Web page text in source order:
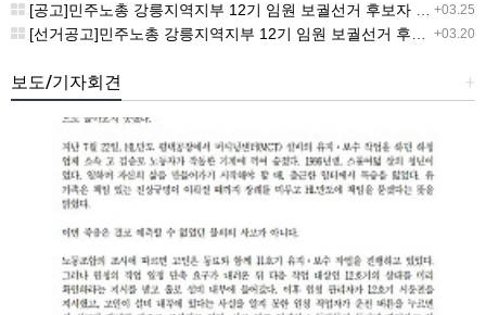
+03.25
[공고]민주노총 강릉지역지부 12기 임원 보궐선거 후보자 확정 공고
+03.20
[선거공고]민주노총 강릉지역지부 12기 임원 보궐선거 후보 등록 기간 연장 공고
+
보도/기자회견